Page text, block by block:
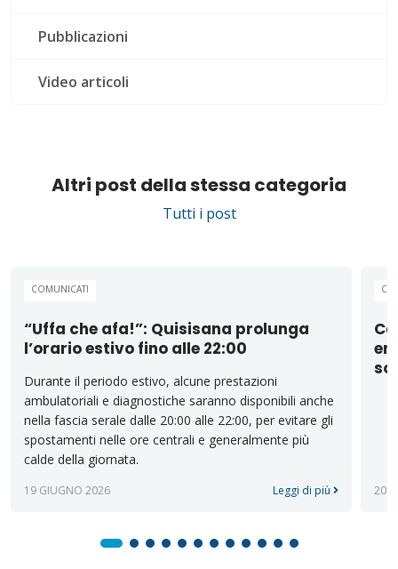
Pubblicazioni
Video articoli
Altri post della stessa categoria
Tutti i post
COMUNICATI
“Uffa che afa!”: Quisisana prolunga
l’orario estivo fino alle 22:00
Durante il periodo estivo, alcune prestazioni
ambulatoriali e diagnostiche saranno disponibili anche
nella fascia serale dalle 20:00 alle 22:00, per evitare gli
spostamenti nelle ore centrali e generalmente più
calde della giornata.
19 GIUGNO 2026 Leggi di più 20